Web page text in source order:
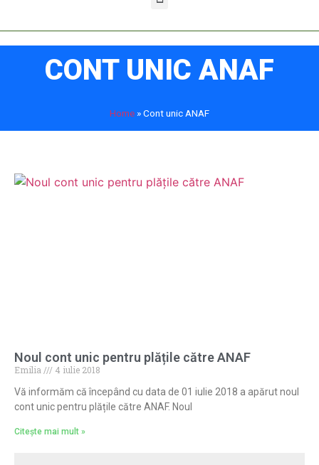
CONT UNIC ANAF
Home »Cont unic ANAF
Noul cont unic pentru plățile către ANAF
Emilia
4 iulie 2018
Vă informăm că începând cu data de 01 iulie 2018 a apărut noul
cont unic pentru plățile către ANAF. Noul
Citește mai mult »